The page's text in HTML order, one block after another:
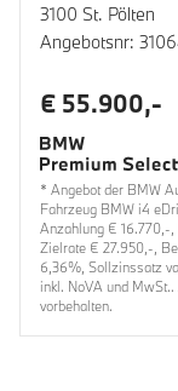
3100 St. Pölten
Angebotsnr:
€ 55.900,-
* Angebot der BMW
Fahrzeug BMW i4
Anzahlung € 16.770,-
Zielrate € 27.950,-,
6,36%, Sollzinssatz
inkl. NoVA und
vorbehalten.